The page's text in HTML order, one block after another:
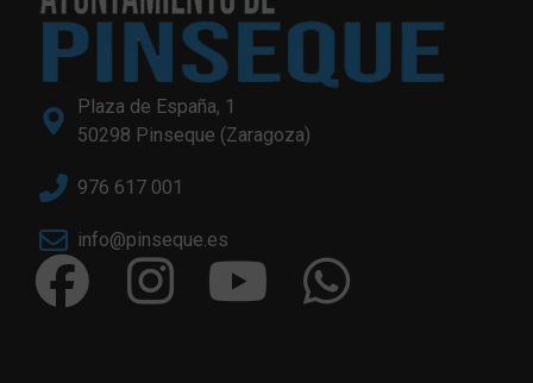
Plaza de España, 1
50298 Pinseque (Zaragoza)
976 617 001
info@pinseque.es